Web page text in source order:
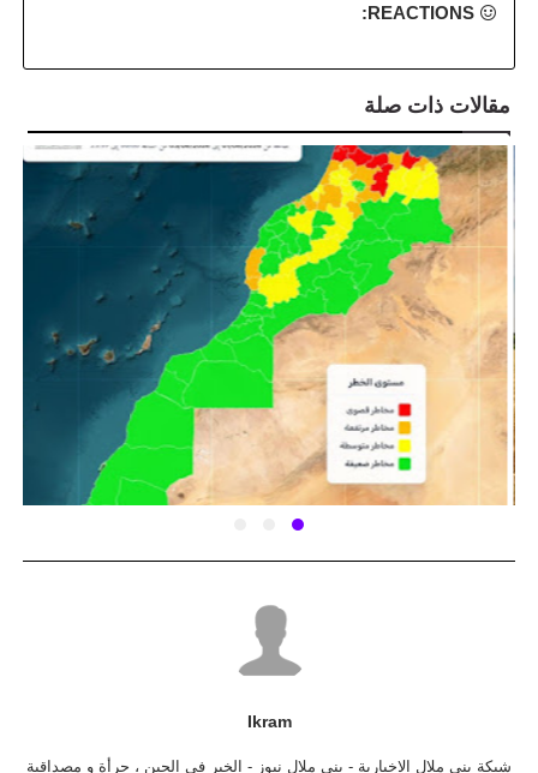
REACTIONS:
مقالات ذات صلة
Ikram
شبكة بني ملال الاخبارية - بني ملال نيوز - الخبر في الحين ، جرأة و مصداقية